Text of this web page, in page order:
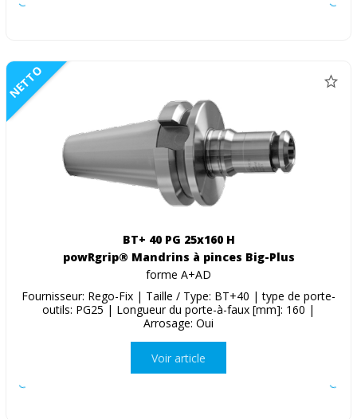
NETTO
BT+ 40 PG 25x160 H
powRgrip® Mandrins à pinces Big-Plus
forme A+AD
Fournisseur: Rego-Fix | Taille / Type: BT+40 | type de porte-
outils: PG25 | Longueur du porte-à-faux [mm]: 160 |
Arrosage: Oui
Voir article